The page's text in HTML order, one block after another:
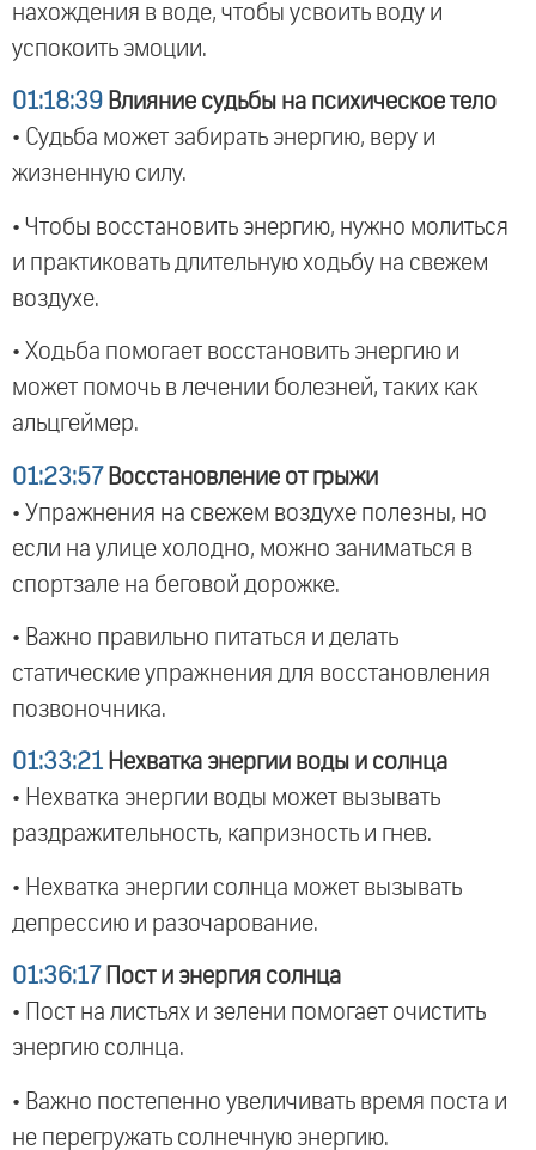
нахождения в воде, чтобы усвоить воду и
успокоить эмоции.
01:18:39 Влияние судьбы на психическое тело
• Судьба может забирать энергию, веру и
жизненную силу.
• Чтобы восстановить энергию, нужно молиться
и практиковать длительную ходьбу на свежем
воздухе.
• Ходьба помогает восстановить энергию и
может помочь в лечении болезней, таких как
альцгеймер.
01:23:57 Восстановление от грыжи
• Упражнения на свежем воздухе полезны, но
если на улице холодно, можно заниматься в
спортзале на беговой дорожке.
• Важно правильно питаться и делать
статические упражнения для восстановления
позвоночника.
01:33:21 Нехватка энергии воды и солнца
• Нехватка энергии воды может вызывать
раздражительность, капризность и гнев.
• Нехватка энергии солнца может вызывать
депрессию и разочарование.
01:36:17 Пост и энергия солнца
• Пост на листьях и зелени помогает очистить
энергию солнца.
• Важно постепенно увеличивать время поста и
не перегружать солнечную энергию.